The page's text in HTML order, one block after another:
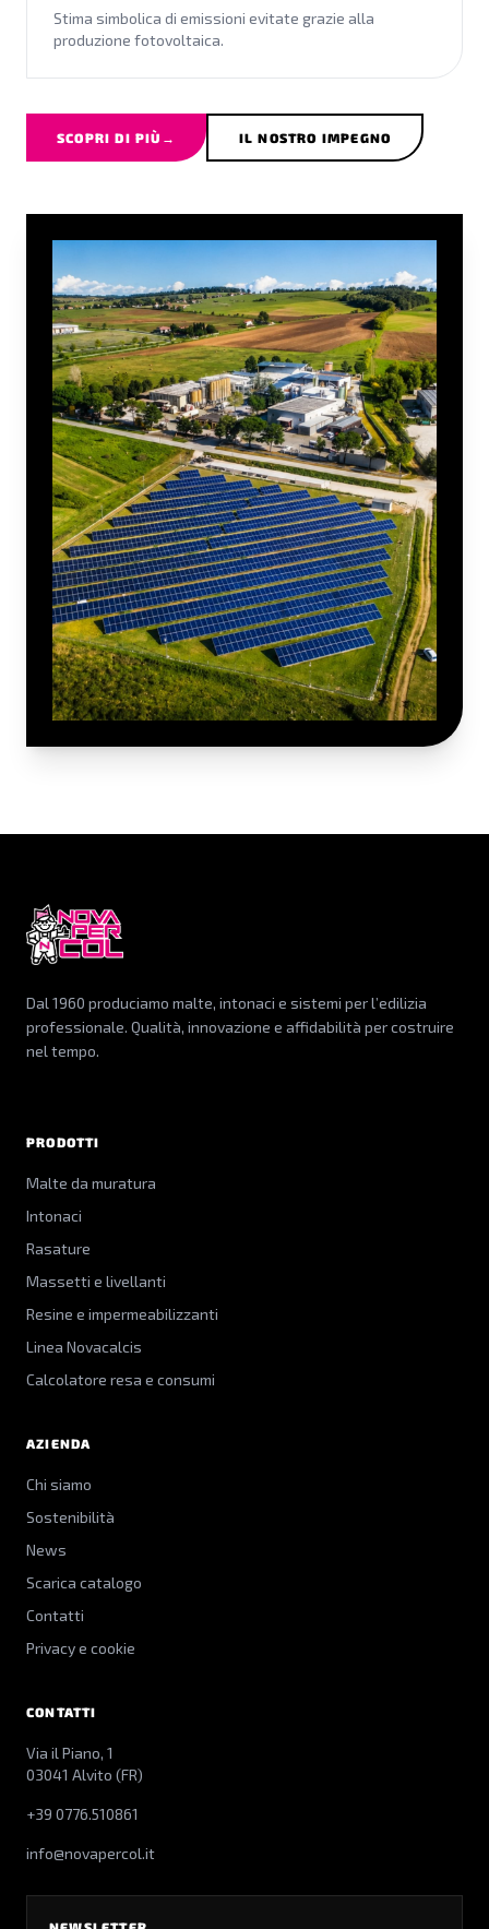
Stima simbolica di emissioni evitate grazie alla
produzione fotovoltaica.
SCOPRI DI PIÙ → IL NOSTRO IMPEGNO
Dal 1960 produciamo malte, intonaci e sistemi per l’edilizia
professionale. Qualità, innovazione e affidabilità per costruire
nel tempo.
PRODOTTI
Malte da muratura
Intonaci
Rasature
Massetti e livellanti
Resine e impermeabilizzanti
Linea Novacalcis
Calcolatore resa e consumi
AZIENDA
Chi siamo
Sostenibilità
News
Scarica catalogo
Contatti
Privacy e cookie
CONTATTI
Via il Piano, 1
03041 Alvito (FR)
+39 0776.510861
info@novapercol.it